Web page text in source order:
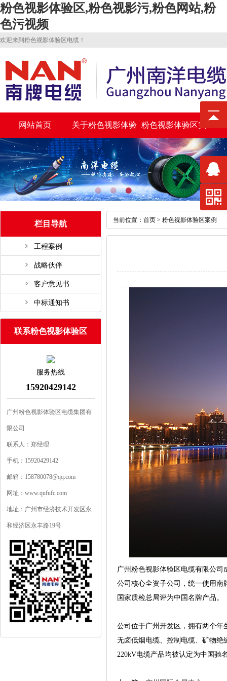
粉色视影体验区,粉色视影污,粉色网站,粉
色污视频
欢迎来到粉色视影体验区电缆！
网站首页 关于粉色视影体验
区
粉色视影体验区实
力
栏目导航
工程案例
战略伙伴
客户意见书
中标通知书
联系粉色视影体验区
服务热线
15920429142
广州粉色视影体验区电缆集团有
限公司
联系人：郑经理
手机：15920429142
邮箱：158780078@qq.com
网址：www.qufufc.com
地址：广州市经济技术开发区永
和经济区永丰路19号
当前位置： 首页 > 粉色视影体验区案例
广州粉色视影体验区电缆有限公司
公司核心全资子公司，统一使用南
国家质检总局评为中国名牌产品。
公司位于广州开发区，拥有两个年
无卤低烟电缆、控制电缆、矿
220kV电缆产品均被认定为中国驰名商